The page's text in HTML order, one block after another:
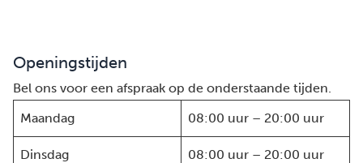
Openingstijden
Bel ons voor een afspraak op de onderstaande tijden.
Maandag
08:00 uur – 20:00 uur
Dinsdag 08:00 uur – 20:00 uur